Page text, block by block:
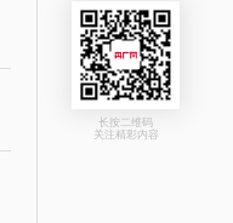
长按二维码
关注精彩内容